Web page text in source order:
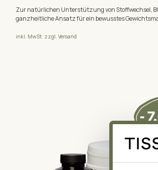
Zur natürlichen Unterstützung von Stoffwechsel,
ganzheitliche Ansatz für ein bewusstes
inkl. MwSt. zzgl. Versand